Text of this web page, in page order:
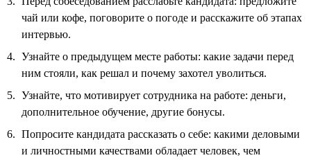
чай или кофе, поговорите о погоде и расскажите об этапах
интервью.
Узнайте о предыдущем месте работы: какие задачи перед
ним стояли, как решал и почему захотел уволиться.
Узнайте, что мотивирует сотрудника на работе: деньги,
дополнительное обучение, другие бонусы.
Попросите кандидата рассказать о себе: какими деловыми
и личностными качествами обладает человек, чем